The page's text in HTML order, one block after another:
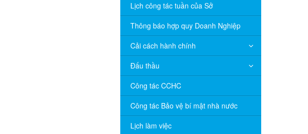
Lịch công tác tuần của Sở
Thông báo hợp quy Doanh Nghiệp
Cải cách hành chính
Đấu thầu
Công tác CCHC
Công tác Bảo vệ bí mật nhà nước
Lịch làm việc